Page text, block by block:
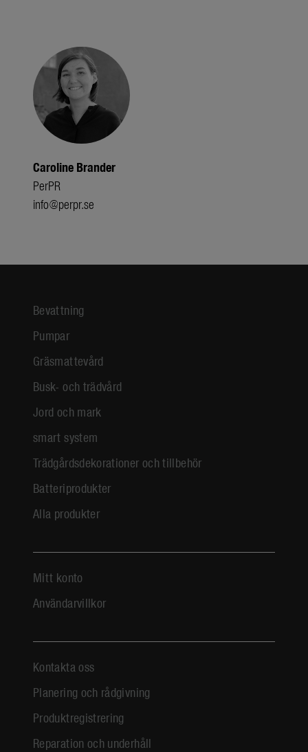
Caroline Brander
PerPR
info@perpr.se
Bevattning
Pumpar
Gräsmattevård
Busk- och trädvård
Jord och mark
smart system
Trädgårdsdekorationer och tillbehör
Batteriprodukter
Alla produkter
Mitt konto
Användarvillkor
Kontakta oss
Planering och rådgivning
Produktregistrering
Reparation och underhåll